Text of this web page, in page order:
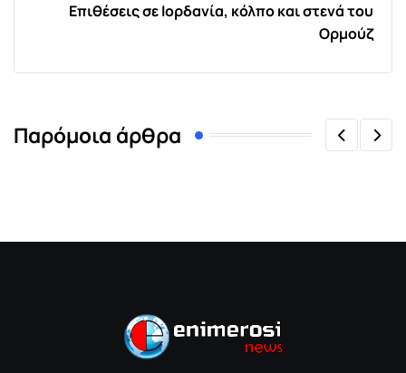
Επιθέσεις σε Ιορδανία, κόλπο και στενά του
Ορμούζ
Παρόμοια άρθρα